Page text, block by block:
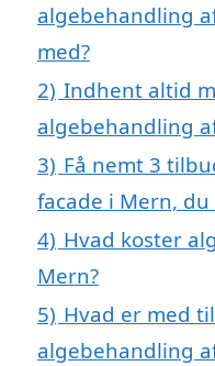
algebehandling
med?
2) Indhent altid
algebehandling
3) Få nemt 3
facade i Mern,
4) Hvad koster
Mern?
5) Hvad er med
algebehandling